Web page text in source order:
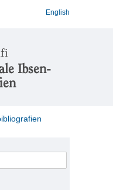
English
Ibsen-